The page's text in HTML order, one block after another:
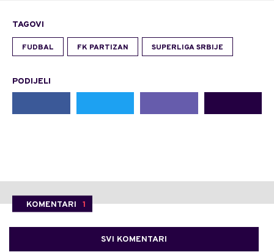
TAGOVI
FUDBAL FK PARTIZAN SUPERLIGA SRBIJE
PODIJELI
KOMENTARI 1
SVI KOMENTARI